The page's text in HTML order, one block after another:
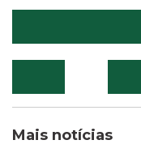
Mais notícias